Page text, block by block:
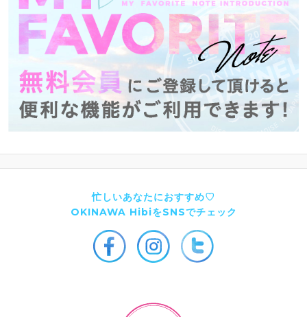
忙しいあなたにおすすめ♡
OKINAWA HibiをSNSでチェック